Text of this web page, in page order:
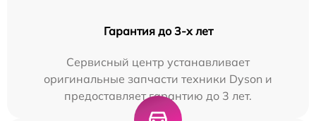
Гарантия до 3-х лет
Сервисный центр устанавливает
оригинальные запчасти техники Dyson и
предоставляет гарантию до 3 лет.